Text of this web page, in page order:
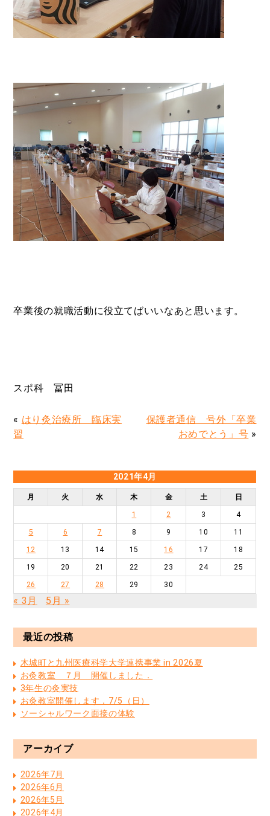
卒業後の就職活動に役立てばいいなあと思います。
スポ科 冨田
« はり灸治療所 臨床実
習
保護者通信 号外「卒業
おめでとう」号 »
2021年4月
月 火 水 木 金 土 日
1 2 3 4
5 6 7 8 9 10 11
12 13 14 15 16 17 18
19 20 21 22 23 24 25
26 27 28 29 30
« 3月 5月 »
最近の投稿
木城町と九州医療科学大学連携事業 in 2026夏
お灸教室 ７月 開催しました．
3年生の灸実技
お灸教室開催します．7/5（日）
ソーシャルワーク面接の体験
アーカイブ
2026年7月
2026年6月
2026年5月
2026年4月